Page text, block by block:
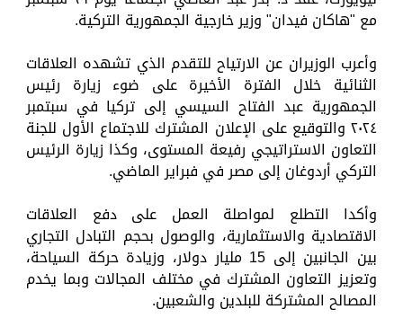
مع "هاكان فيدان" وزير خارجية الجمهورية التركية.
وأعرب الوزيران عن الارتياح للتقدم الذي تشهده العلاقات
الثنائية خلال الفترة الأخيرة على ضوء زيارة رئيس
الجمهورية عبد الفتاح السيسي إلى تركيا في سبتمبر
٢٠٢٤ والتوقيع على الإعلان المشترك للاجتماع الأول للجنة
التعاون الاستراتيجي رفيعة المستوى، وكذا زيارة الرئيس
التركي أردوغان إلى مصر في فبراير الماضي.
وأكدا التطلع لمواصلة العمل على دفع العلاقات
الاقتصادية والاستثمارية، والوصول بحجم التبادل التجاري
بين الجانبين إلى 15 مليار دولار، وزيادة حركة السياحة،
وتعزيز التعاون المشترك في مختلف المجالات وبما يخدم
المصالح المشتركة للبلدين والشعبين.